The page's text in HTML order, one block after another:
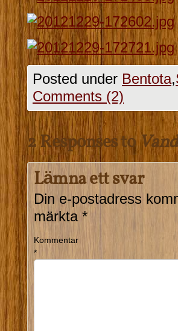
Posted under Bentota,
Comments (2)
2 Responses to
Lämna ett svar
Din e-postadress
märkta *
Kommentar
*